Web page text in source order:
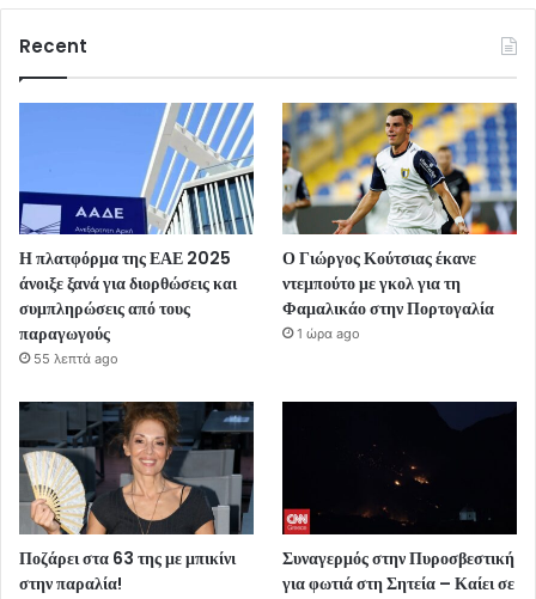
Recent
Η πλατφόρμα της ΕΑΕ 2025
άνοιξε ξανά για διορθώσεις και
συμπληρώσεις από τους
παραγωγούς
55 λεπτά ago
Ο Γιώργος Κούτσιας έκανε
ντεμπούτο με γκολ για τη
Φαμαλικάο στην Πορτογαλία
1 ώρα ago
Ποζάρει στα 63 της με μπικίνι
στην παραλία!
Συναγερμός στην Πυροσβεστική
για φωτιά στη Σητεία – Καίει σε